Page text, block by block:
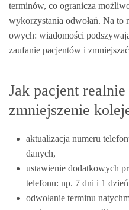
terminów, co ogranicza
wykorzystania odwołań. Na to
owych: wiadomości
zaufanie pacjentów i
Jak pacjent realnie
zmniejszenie
aktualizacja numeru
danych,
ustawienie dodatkowych
telefonu: np. 7 dni i 1
odwołanie terminu